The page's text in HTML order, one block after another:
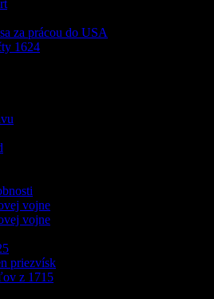
za prácou do USA
1624
vojne
vojne
priezvísk
z 1715